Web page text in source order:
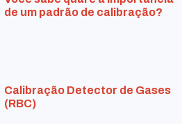
de um padrão de calibração?
Calibração Detector de Gases
(RBC)